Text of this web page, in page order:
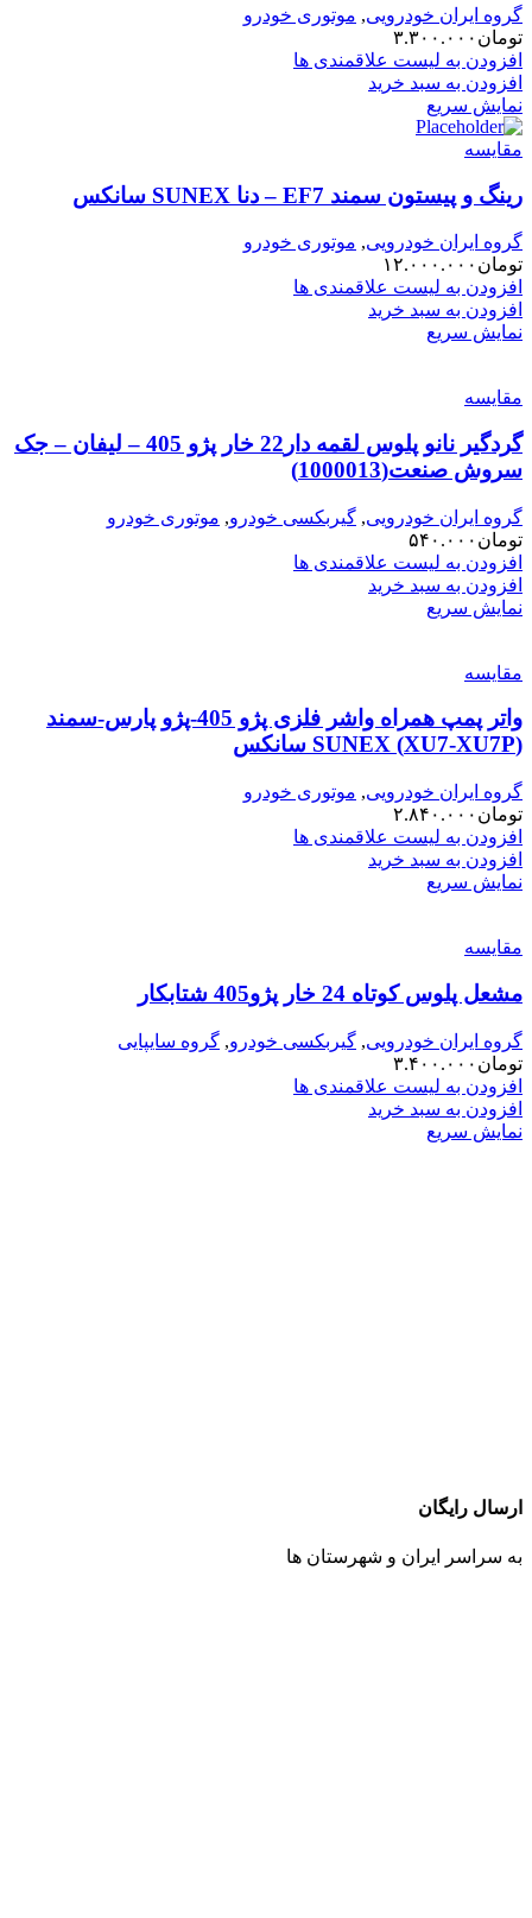
گروه ایران خودرویی, موتوری خودرو
تومان ۳.۳۰۰.۰۰۰
افزودن به لیست علاقمندی ها
افزودن به سبد خرید
نمایش سریع
مقایسه
رینگ و پیستون سمند EF7 – دنا SUNEX سانکس
گروه ایران خودرویی, موتوری خودرو
تومان ۱۲.۰۰۰.۰۰۰
افزودن به لیست علاقمندی ها
افزودن به سبد خرید
نمایش سریع
مقایسه
گردگیر نانو پلوس لقمه دار22 خار پژو 405 – لیفان – جک
سروش صنعت(1000013)
گروه ایران خودرویی, گیربکسی خودرو, موتوری خودرو
تومان ۵۴۰.۰۰۰
افزودن به لیست علاقمندی ها
افزودن به سبد خرید
نمایش سریع
مقایسه
واتر پمپ همراه واشر فلزی پژو 405-پژو پارس-سمند
(XU7-XU7P) SUNEX سانکس
گروه ایران خودرویی, موتوری خودرو
تومان ۲.۸۴۰.۰۰۰
افزودن به لیست علاقمندی ها
افزودن به سبد خرید
نمایش سریع
مقایسه
مشعل پلوس کوتاه 24 خار پژو405 شتابکار
گروه ایران خودرویی, گیربکسی خودرو, گروه سایپایی
تومان ۳.۴۰۰.۰۰۰
افزودن به لیست علاقمندی ها
افزودن به سبد خرید
نمایش سریع
ارسال رایگان
به سراسر ایران و شهرستان ها